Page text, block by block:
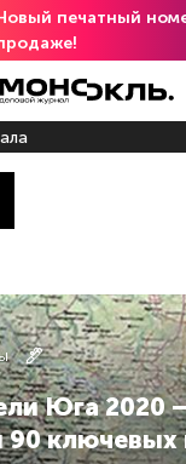
печатный
Юга 2020
90 ключевых